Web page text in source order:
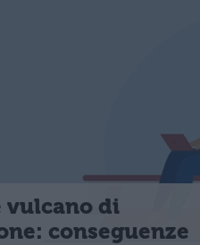
vulcano di
conseguenze